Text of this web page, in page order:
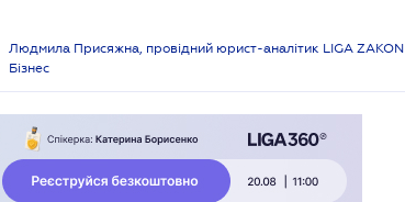
Людмила Присяжна, провідний юрист-аналітик LIGA ZAKON
Бізнес